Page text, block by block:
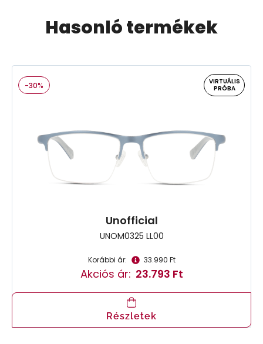
Hasonló termékek
-30%
VIRTUÁLIS
PRÓBA
Unofficial
UNOM0325 LL00
Korábbi ár: 33.990 Ft
Akciós ár: 23.793 Ft
Részletek